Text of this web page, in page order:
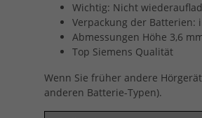
Wichtig: Nicht
Verpackung der Batterien:
Abmessungen Höhe 3,6
Top Siemens Qualität
Wenn Sie früher andere
anderen Batterie-Typen).